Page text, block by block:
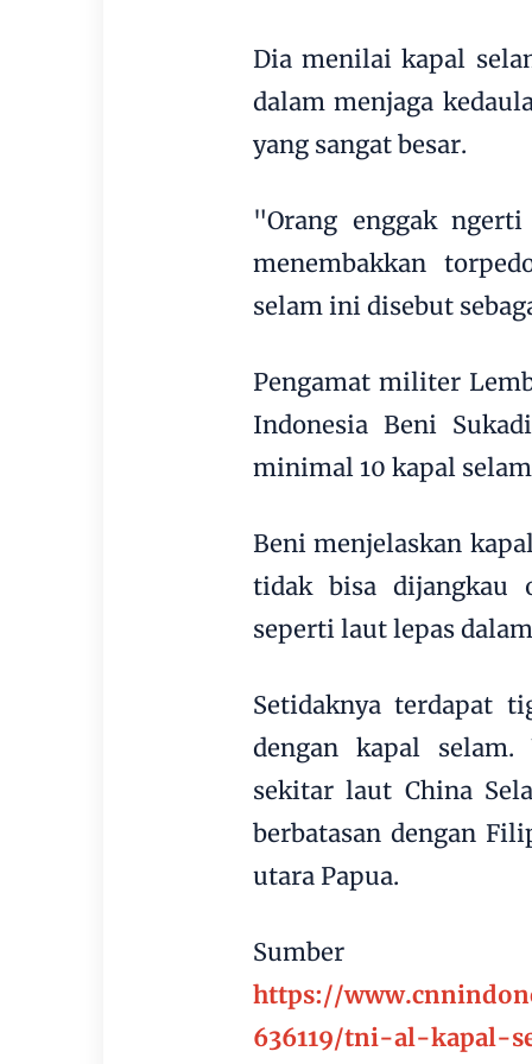
Dia menilai kapal
dalam menjaga
yang sangat besar.
"Orang enggak
menembakkan
selam ini disebut
Pengamat militer
Indonesia Beni
minimal 10 kapal
Beni menjelaskan
tidak bisa dijangkau
seperti laut lepas
Setidaknya terdapat
dengan kapal
sekitar laut China
berbatasan dengan
utara Papua.
Sumber
https://
636119/tni-al-kapal-